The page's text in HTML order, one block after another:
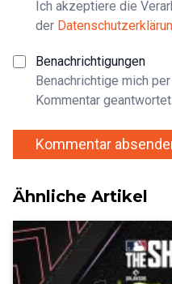
Ich akzeptiere die
der
Benachrichtigungen
Benachrichtige mich
Kommentar
Kommentar
Ähnliche Artikel